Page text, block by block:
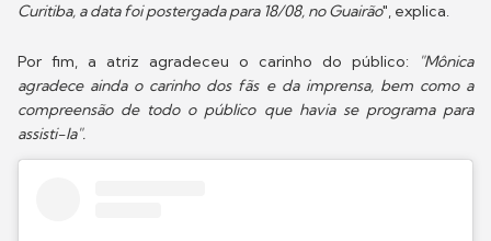
Curitiba, a data foi postergada para 18/08, no Guairão", explica.
Por fim, a atriz agradeceu o carinho do público:
"Mônica
agradece ainda o carinho dos fãs e da imprensa, bem como a
compreensão de todo o público que havia se programa para
assisti-la".